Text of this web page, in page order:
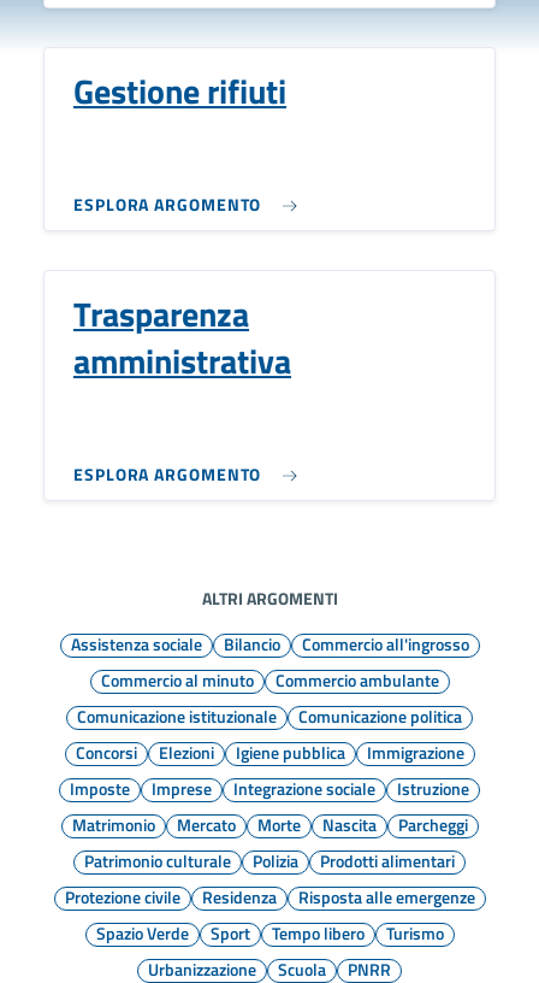
Gestione rifiuti
ESPLORA ARGOMENTO
Trasparenza
amministrativa
ESPLORA ARGOMENTO
ALTRI ARGOMENTI
Assistenza sociale
Bilancio
Commercio all'ingrosso
Commercio al minuto
Commercio ambulante
Comunicazione istituzionale
Comunicazione politica
Concorsi
Elezioni Igiene pubblica
Immigrazione
Imposte
Imprese Integrazione sociale
Istruzione
Matrimonio
Mercato Morte Nascita
Parcheggi
Patrimonio culturale
Polizia
Prodotti alimentari
Protezione civile
Residenza
Risposta alle emergenze
Spazio Verde
Sport Tempo libero
Turismo
Urbanizzazione
Scuola PNRR